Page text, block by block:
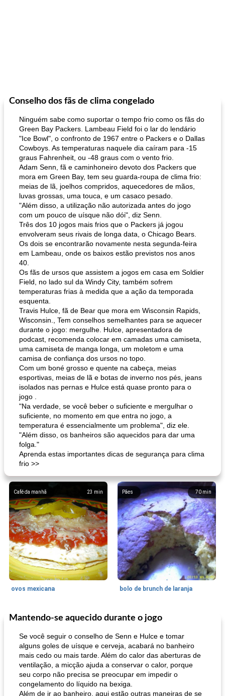
Conselho dos fãs de clima congelado
Ninguém sabe como suportar o tempo frio como os fãs do
Green Bay Packers. Lambeau Field foi o lar do lendário
"Ice Bowl", o confronto de 1967 entre o Packers e o Dallas
Cowboys. As temperaturas naquele dia caíram para -15
graus Fahrenheit, ou -48 graus com o vento frio.
Adam Senn, fã e caminhoneiro devoto dos Packers que
mora em Green Bay, tem seu guarda-roupa de clima frio:
meias de lã, joelhos compridos, aquecedores de mãos,
luvas grossas, uma touca, e um casaco pesado.
"Além disso, a utilização não autorizada antes do jogo
com um pouco de uísque não dói", diz Senn.
Três dos 10 jogos mais frios que o Packers já jogou
envolveram seus rivais de longa data, o Chicago Bears.
Os dois se encontrarão novamente nesta segunda-feira
em Lambeau, onde os baixos estão previstos nos anos
40.
Os fãs de ursos que assistem a jogos em casa em Soldier
Field, no lado sul da Windy City, também sofrem
temperaturas frias à medida que a ação da temporada
esquenta.
Travis Hulce, fã de Bear que mora em Wisconsin Rapids,
Wisconsin., Tem conselhos semelhantes para se aquecer
durante o jogo: mergulhe. Hulce, apresentadora de
podcast, recomenda colocar em camadas uma camiseta,
uma camiseta de manga longa, um moletom e uma
camisa de confiança dos ursos no topo.
Com um boné grosso e quente na cabeça, meias
esportivas, meias de lã e botas de inverno nos pés, jeans
isolados nas pernas e Hulce está quase pronto para o
jogo .
"Na verdade, se você beber o suficiente e mergulhar o
suficiente, no momento em que entra no jogo, a
temperatura é essencialmente um problema", diz ele.
"Além disso, os banheiros são aquecidos para dar uma
folga."
Aprenda estas importantes dicas de segurança para clima
frio >>
23 min
Café da manhã
ovos mexicana
70 min
Pães
bolo de brunch de laranja
130min
Pães De Fermento Vegetal
Mantendo-se aquecido durante o jogo
Se você seguir o conselho de Senn e Hulce e tomar
alguns goles de uísque e cerveja, acabará no banheiro
mais cedo ou mais tarde. Além do calor das aberturas de
ventilação, a micção ajuda a conservar o calor, porque
seu corpo não precisa se preocupar em impedir o
congelamento do líquido na bexiga.
Além de ir ao banheiro, aqui estão outras maneiras de se